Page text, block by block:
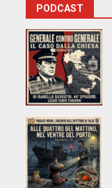
PODCAST